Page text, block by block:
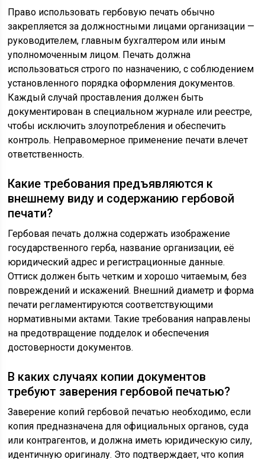
Право использовать гербовую печать обычно
закрепляется за должностными лицами организации —
руководителем, главным бухгалтером или иным
уполномоченным лицом. Печать должна
использоваться строго по назначению, с соблюдением
установленного порядка оформления документов.
Каждый случай проставления должен быть
документирован в специальном журнале или реестре,
чтобы исключить злоупотребления и обеспечить
контроль. Неправомерное применение печати влечет
ответственность.
Какие требования предъявляются к
внешнему виду и содержанию гербовой
печати?
Гербовая печать должна содержать изображение
государственного герба, название организации, её
юридический адрес и регистрационные данные.
Оттиск должен быть четким и хорошо читаемым, без
повреждений и искажений. Внешний диаметр и форма
печати регламентируются соответствующими
нормативными актами. Такие требования направлены
на предотвращение подделок и обеспечения
достоверности документов.
В каких случаях копии документов
требуют заверения гербовой печатью?
Заверение копий гербовой печатью необходимо, если
копия предназначена для официальных органов, суда
или контрагентов, и должна иметь юридическую силу,
идентичную оригиналу. Это подтверждает, что копия